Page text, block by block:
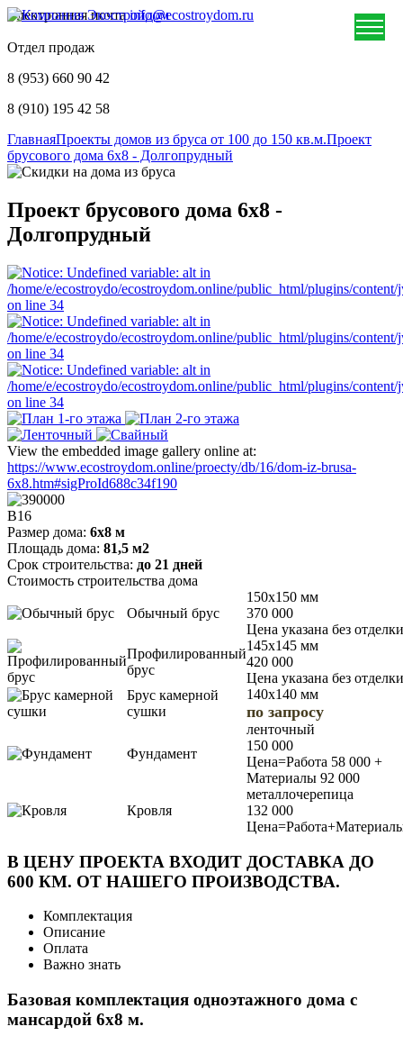
Электронная почта info@ecostroydom.ru
Отдел продаж
8 (953) 660 90 42
8 (910) 195 42 58
ГлавнаяПроекты домов из бруса от 100 до 150 кв.м.Проект
брусового дома 6х8 - Долгопрудный
Проект брусового дома 6х8 -
Долгопрудный
View the embedded image gallery online at:
https://www.ecostroydom.online/proecty/db/16/dom-iz-brusa-
6x8.htm#sigProId688c34f190
В16
Размер дома: 6х8 м
Площадь дома: 81,5 м2
Срок строительства: до 21 дней
Стоимость строительства дома
Обычный брус
150х150 мм
370 000
Цена указана без отделки
Профилированный
брус
145х145 мм
420 000
Цена указана без отделки
Брус камерной
сушки
140х140 мм
по запросу
Фундамент
ленточный
150 000
Цена=Работа 58 000 +
Материалы 92 000
Кровля
металлочерепица
132 000
В ЦЕНУ ПРОЕКТА ВХОДИТ ДОСТАВКА ДО
600 КМ. ОТ НАШЕГО ПРОИЗВОДСТВА.
Комплектация
Описание
Оплата
Важно знать
Базовая комплектация одноэтажного дома с
мансардой 6х8 м.